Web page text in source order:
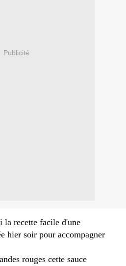
Publicité
la recette facile d'une
hier soir pour accompagner
rouges cette sauce